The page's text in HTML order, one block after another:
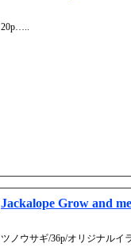
20p…..
Jackalope Grow and
ツノウサギ/36p/オリジナルイ